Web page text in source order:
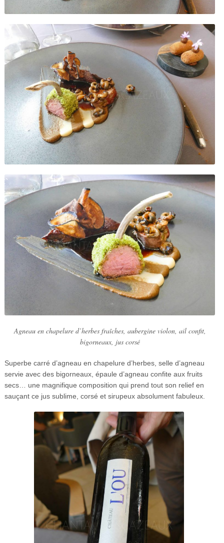
Agneau en chapelure d’herbes fraîches, aubergine violon, ail confit,
bigorneaux, jus corsé
Superbe carré d’agneau en chapelure d’herbes, selle d’agneau
servie avec des bigorneaux, épaule d’agneau confite aux fruits
secs… une magnifique composition qui prend tout son relief en
sauçant ce jus sublime, corsé et sirupeux absolument fabuleux.